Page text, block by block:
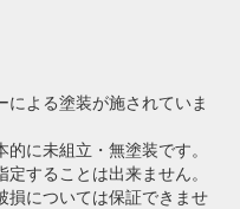
による塗装が施されていま
に未組立・無塗装です。
することは出来ません。
損については保証できませ